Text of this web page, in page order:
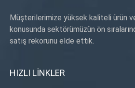
Müşterilerimize yüksek kaliteli ürün
konusunda sektörümüzün ön
satış rekorunu elde ettik.
HIZLI LİNKLER